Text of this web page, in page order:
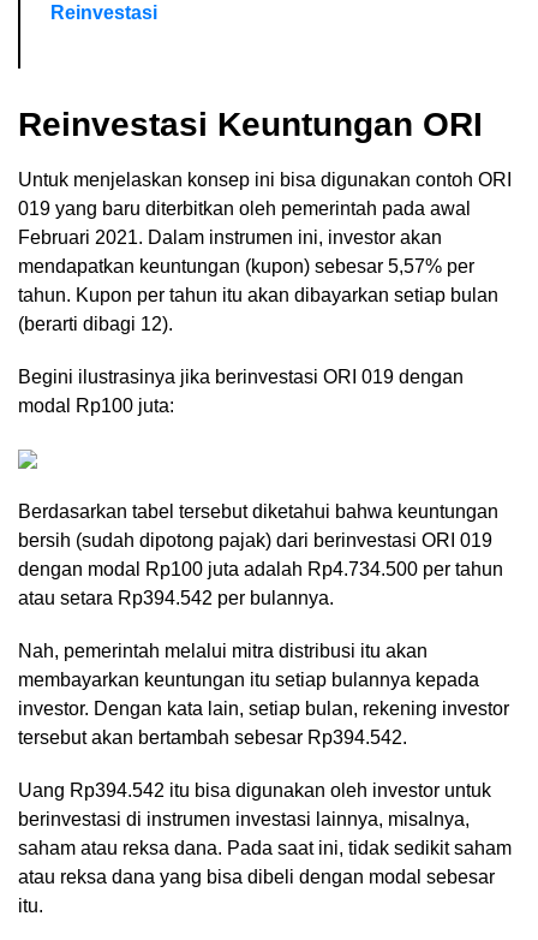
Reinvestasi
Reinvestasi Keuntungan ORI
Untuk menjelaskan konsep ini bisa digunakan contoh ORI
019 yang baru diterbitkan oleh pemerintah pada awal
Februari 2021. Dalam instrumen ini, investor akan
mendapatkan keuntungan (kupon) sebesar 5,57% per
tahun. Kupon per tahun itu akan dibayarkan setiap bulan
(berarti dibagi 12).
Begini ilustrasinya jika berinvestasi ORI 019 dengan
modal Rp100 juta:
Berdasarkan tabel tersebut diketahui bahwa keuntungan
bersih (sudah dipotong pajak) dari berinvestasi ORI 019
dengan modal Rp100 juta adalah Rp4.734.500 per tahun
atau setara Rp394.542 per bulannya.
Nah, pemerintah melalui mitra distribusi itu akan
membayarkan keuntungan itu setiap bulannya kepada
investor. Dengan kata lain, setiap bulan, rekening investor
tersebut akan bertambah sebesar Rp394.542.
Uang Rp394.542 itu bisa digunakan oleh investor untuk
berinvestasi di instrumen investasi lainnya, misalnya,
saham atau reksa dana. Pada saat ini, tidak sedikit saham
atau reksa dana yang bisa dibeli dengan modal sebesar
itu.